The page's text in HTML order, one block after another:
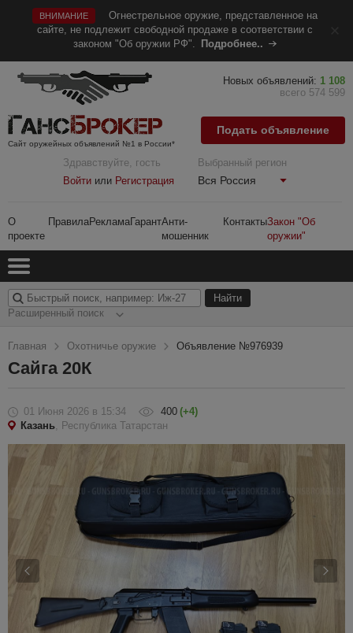
ВНИМАНИЕ
Огнестрельное оружие, представленное на
сайте, не подлежит свободной продаже в соответствии с
законом "Об оружии РФ".
Подробнее..
Сайт оружейных объявлений №1 в России*
Здравствуйте, гость
Войти или Регистрация
Выбранный регион
Вся Россия
О
проекте
ПравилаРекламаГарантАнти-
мошенник
КонтактыЗакон "Об
оружии"
Новых объявлений: 1 108
всего 574 599
Подать объявление
Расширенный поиск
Главная Охотничье оружие Объявление №976939
Сайга 20К
01 Июня 2026 в 15:34 400 (+4)
Казань, Республика Татарстан